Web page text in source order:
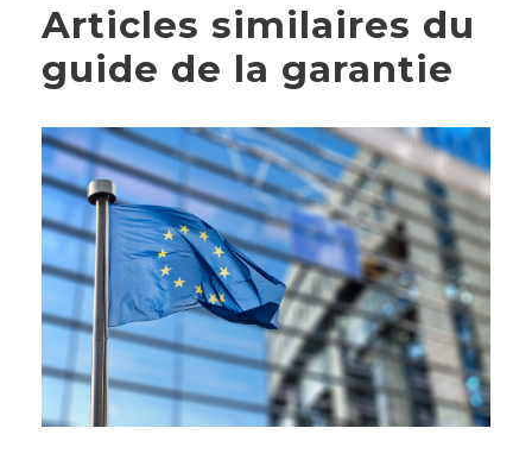
Articles similaires du
guide de la garantie